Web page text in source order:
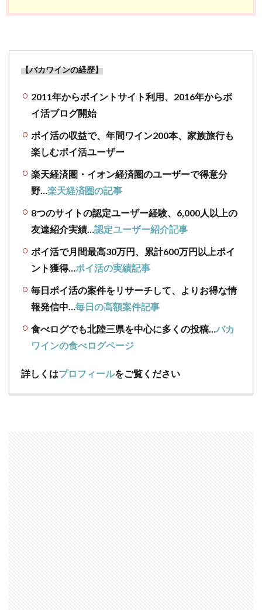
【バカワインの経歴】
2011年からポイントサイト利用、2016年からポ
イ活ブログ開始
ポイ活の収益で、年間ワイン200本、家族旅行も
楽しむポイ活ユーザー
楽天経済圏・イオン経済圏のユーザーで得意分
野…楽天経済圏の記事
8つのサイトの認定ユーザー経験、6,000人以上の
友達紹介実績…認定ユーザー紹介記事
ポイ活で月間最高30万円、累計600万円以上ポイ
ント獲得…ポイ活の実績記事
毎日ポイ活の案件をリサーチして、よりお得な情
報発信中…毎日の高額案件記事
食べログでも北陸三県を中心に多くの投稿…バカ
ワインの食べログページ
詳しくはプロフィールをご覧ください